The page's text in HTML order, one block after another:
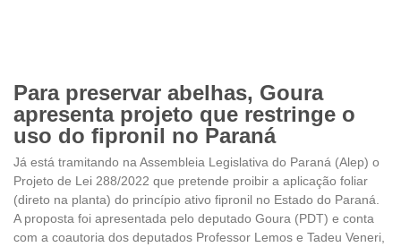
Para preservar abelhas, Goura
apresenta projeto que restringe o
uso do fipronil no Paraná
Já está tramitando na Assembleia Legislativa do Paraná (Alep) o
Projeto de Lei 288/2022 que pretende proibir a aplicação foliar
(direto na planta) do princípio ativo fipronil no Estado do Paraná.
A proposta foi apresentada pelo deputado Goura (PDT) e conta
com a coautoria dos deputados Professor Lemos e Tadeu Veneri,